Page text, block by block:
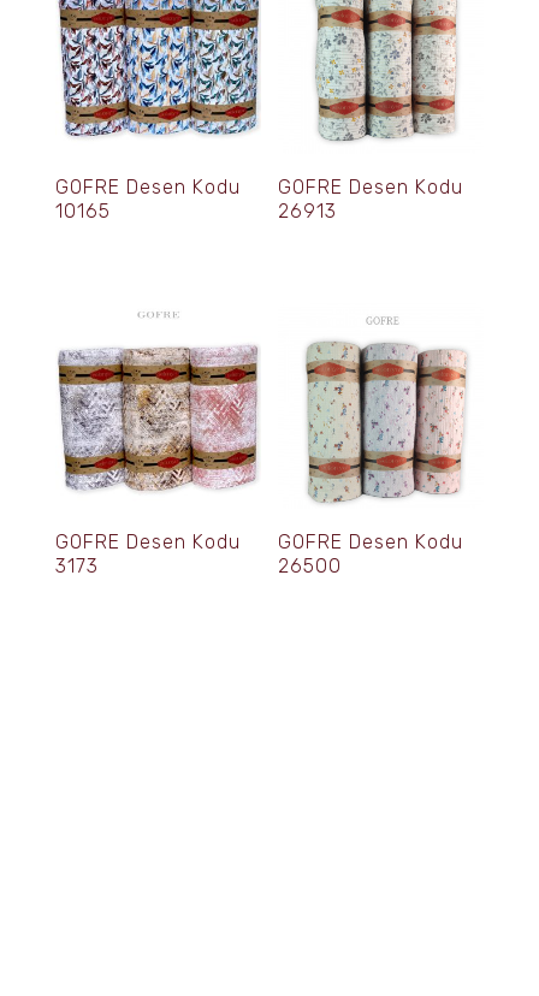
GOFRE Desen Kodu
10165
GOFRE Desen Kodu
26913
GOFRE Desen Kodu
3173
GOFRE Desen Kodu
26500